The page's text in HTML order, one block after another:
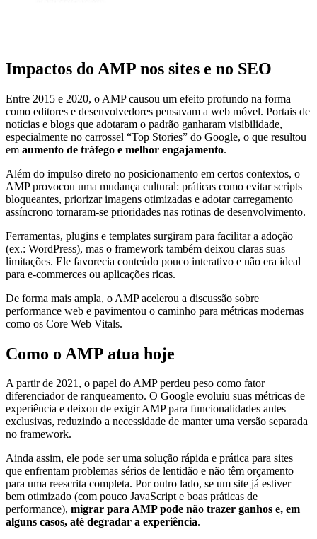
Impactos do AMP nos sites e no SEO
Entre 2015 e 2020, o AMP causou um efeito profundo na forma
como editores e desenvolvedores pensavam a web móvel. Portais de
notícias e blogs que adotaram o padrão ganharam visibilidade,
especialmente no carrossel “Top Stories” do Google, o que resultou
em aumento de tráfego e melhor engajamento.
Além do impulso direto no posicionamento em certos contextos, o
AMP provocou uma mudança cultural: práticas como evitar scripts
bloqueantes, priorizar imagens otimizadas e adotar carregamento
assíncrono tornaram-se prioridades nas rotinas de desenvolvimento.
Ferramentas, plugins e templates surgiram para facilitar a adoção
(ex.: WordPress), mas o framework também deixou claras suas
limitações. Ele favorecia conteúdo pouco interativo e não era ideal
para e-commerces ou aplicações ricas.
De forma mais ampla, o AMP acelerou a discussão sobre
performance web e pavimentou o caminho para métricas modernas
como os Core Web Vitals.
Como o AMP atua hoje
A partir de 2021, o papel do AMP perdeu peso como fator
diferenciador de ranqueamento. O Google evoluiu suas métricas de
experiência e deixou de exigir AMP para funcionalidades antes
exclusivas, reduzindo a necessidade de manter uma versão separada
no framework.
Ainda assim, ele pode ser uma solução rápida e prática para sites
que enfrentam problemas sérios de lentidão e não têm orçamento
para uma reescrita completa. Por outro lado, se um site já estiver
bem otimizado (com pouco JavaScript e boas práticas de
performance), migrar para AMP pode não trazer ganhos e, em
alguns casos, até degradar a experiência.